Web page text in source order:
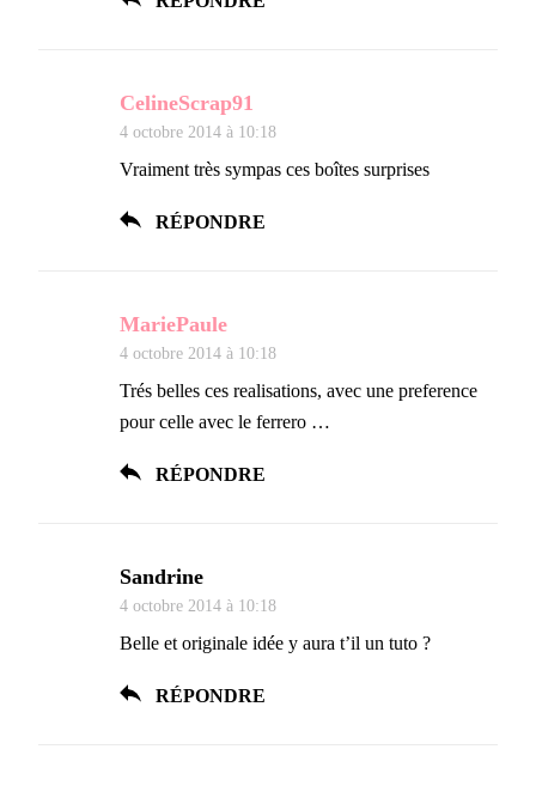
CelineScrap91
4 octobre 2014 à 10:18
Vraiment très sympas ces boîtes surprises
RÉPONDRE
MariePaule
4 octobre 2014 à 10:18
Trés belles ces realisations, avec une preference
pour celle avec le ferrero …
RÉPONDRE
Sandrine
4 octobre 2014 à 10:18
Belle et originale idée y aura t’il un tuto ?
RÉPONDRE